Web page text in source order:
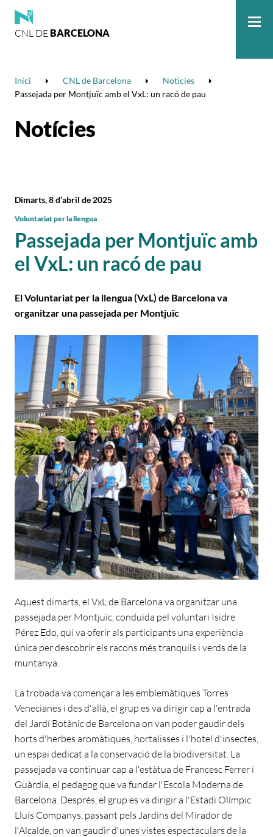
CNL DE BARCELONA
Inici CNL de Barcelona
Notícies
Passejada per Montjuïc amb el VxL: un racó de pau
Notícies
Passejada per Montjuïc amb
el VxL: un racó de pau
Dimarts, 8 d’abril de 2025
Voluntariat per la llengua
El Voluntariat per la llengua (VxL) de Barcelona va
organitzar una passejada per Montjuïc
Aquest dimarts, el VxL de Barcelona va organitzar una
passejada per Montjuïc, conduïda pel voluntari Isidre
Pérez Edo, qui va oferir als participants una experiència
única per descobrir els racons més tranquils i verds de la
muntanya.
La trobada va començar a les emblemàtiques Torres
Venecianes i des d'allà, el grup es va dirigir cap a l'entrada
del Jardí Botànic de Barcelona on van poder gaudir dels
horts d'herbes aromàtiques, hortalisses i l'hotel d'insectes,
un espai dedicat a la conservació de la biodiversitat. La
passejada va continuar cap a l'estàtua de Francesc Ferrer i
Guàrdia, el pedagog que va fundar l'Escola Moderna de
Barcelona. Després, el grup es va dirigir a l'Estadi Olímpic
Lluís Companys, passant pels Jardins del Mirador de
l'Alcalde, on van gaudir d'unes vistes espectaculars de la